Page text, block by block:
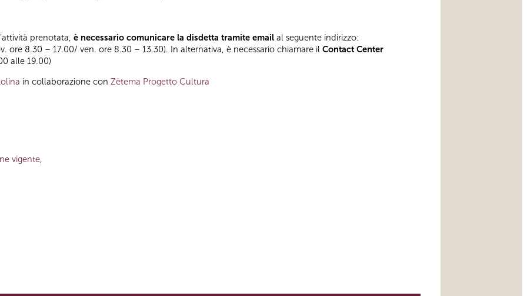
prenotata, è necessario comunicare la disdetta tramite email al seguente indirizzo:
ore 8.30 – 17.00/ ven. ore 8.30 – 13.30). In alternativa, è necessario chiamare il Contact Center
alle 19.00)
in collaborazione con Zètema Progetto Cultura
vigente,